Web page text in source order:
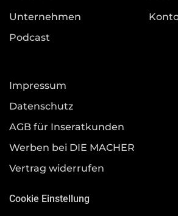
Unternehmen
Podcast
Impressum
Datenschutz
AGB für Inseratkunden
Werben bei DIE MACHER
Vertrag widerrufen
Cookie Einstellung